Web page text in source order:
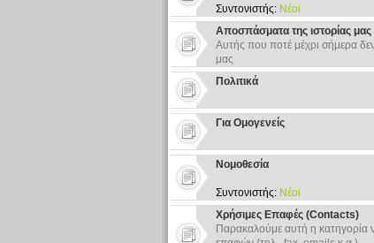
Συντονιστής: Νέοι
Αποσπάσματα της ιστορίας μας
Αυτής που ποτέ μέχρι σήμερα
μας
Πολιτικά
Για Ομογενείς
Νομοθεσία
Συντονιστής: Νέοι
Χρήσιμες Επαφές (Contacts)
Παρακαλούμε αυτή η κατηγορία